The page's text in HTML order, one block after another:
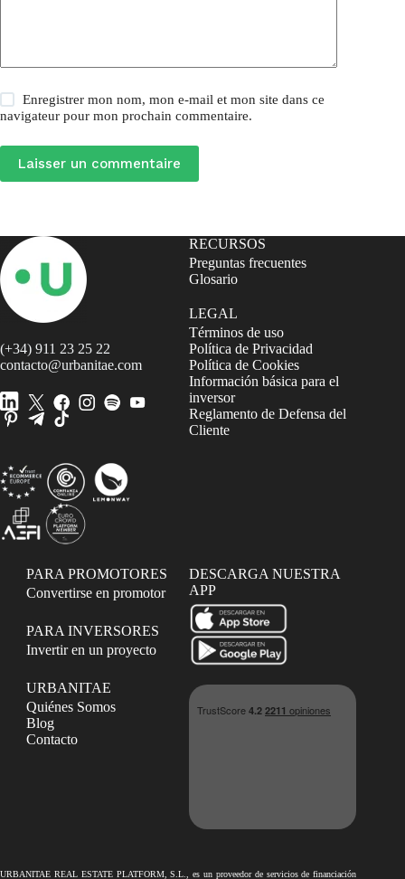
Enregistrer mon nom, mon e-mail et mon site dans ce
navigateur pour mon prochain commentaire.
Laisser un commentaire
(+34) 911 23 25 22
contacto@urbanitae.com
RECURSOS
Preguntas frecuentes
Glosario
LEGAL
Términos de uso
Política de Privacidad
Política de Cookies
Información básica para el
inversor
Reglamento de Defensa del
Cliente
PARA PROMOTORES
Convertirse en promotor
PARA INVERSORES
Invertir en un proyecto
URBANITAE
Quiénes Somos
Blog
Contacto
DESCARGA NUESTRA
APP
URBANITAE REAL ESTATE PLATFORM, S.L., es un proveedor de servicios de financiación